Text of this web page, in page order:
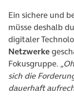
Ein sichere und
müsse deshalb
digitaler
Netzwerke
Fokusgruppe.
sich die
dauerhaft